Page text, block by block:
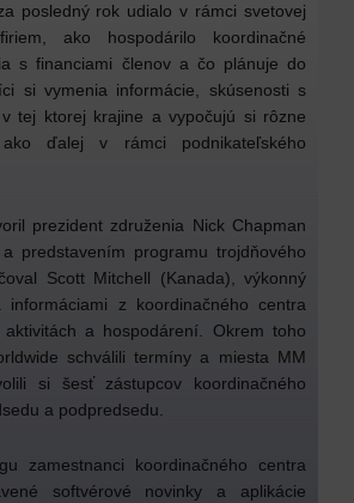
posledný rok udialo v rámci svetovej
ako hospodárilo koordinačné
s financiami členov a čo plánuje do
si vymenia informácie, skúsenosti s
tej ktorej krajine a vypočujú si rôzne
ďalej v rámci podnikateľského
prezident združenia Nick Chapman
predstavením programu trojdňového
Scott Mitchell (Kanada), výkonný
informáciami z koordinačného centra
aktivitách a hospodárení. Okrem toho
schválili termíny a miesta MM
si šesť zástupcov koordinačného
a podpredsedu.
zamestnanci koordinačného centra
softvérové novinky a aplikácie